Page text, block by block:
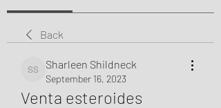
Back
Sharleen Shildneck
Sharleen Shildneck
September 16, 2023
Venta esteroides